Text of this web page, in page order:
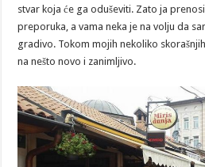
stvar koja će ga oduševiti. Zato ja
preporuka, a vama neka je na volju da
gradivo. Tokom mojih nekoliko
na nešto novo i zanimljivo.